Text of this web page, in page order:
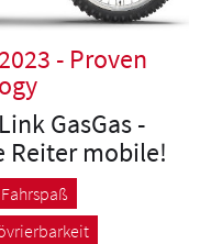
- Proven
GasGas -
Reiter mobile!